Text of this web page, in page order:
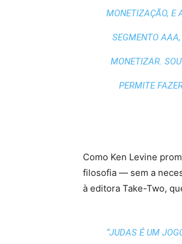
MONETIZAÇÃO, E
SEGMENTO
MONETIZAR.
PERMITE
Como Ken Levine
filosofia — sem a
à editora Take-Two,
“JUDAS É UM